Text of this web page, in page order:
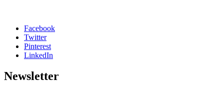
Facebook
Twitter
Pinterest
LinkedIn
Newsletter